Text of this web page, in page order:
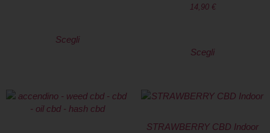
Scegli
14,90 €
Scegli
STRAWBERRY CBD Indoor